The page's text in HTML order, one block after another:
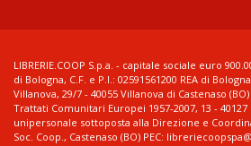
LIBRERIE.COOP S.p.a. - capitale sociale euro
di Bologna, C.F. e P.I.: 02591561200 REA di
Villanova, 29/7 - 40055 Villanova di Castenaso (BO)
Trattati Comunitari Europei 1957-2007, 13 - 40127
unipersonale sottoposta alla Direzione e
Soc. Coop., Castenaso (BO) PEC: